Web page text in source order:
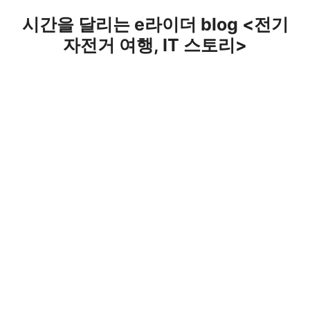
시간을 달리는 e라이더 blog <전기
자전거 여행, IT 스토리>